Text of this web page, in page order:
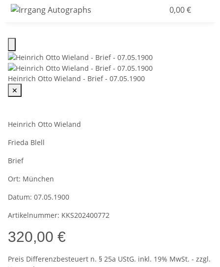
0,00 €
Heinrich Otto Wieland - Brief - 07.05.1900
✕
Heinrich Otto Wieland
Frieda Blell
Brief
Ort: München
Datum: 07.05.1900
Artikelnummer: KKS202400772
320,00 €
Preis Differenzbesteuert n. § 25a UStG. inkl. 19% MwSt. - zzgl.